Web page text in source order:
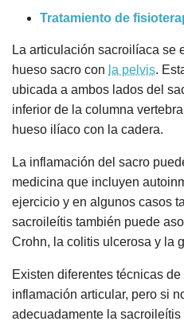
Tratamiento de
La articulación sacroilíaca se
hueso sacro con la pelvis.
ubicada a ambos lados del
inferior de la columna
hueso ilíaco con la cadera.
La inflamación del sacro
medicina que incluyen
ejercicio y en algunos casos
sacroileítis también puede
Crohn, la colitis ulcerosa y la
Existen diferentes técnicas
inflamación articular, pero si
adecuadamente la